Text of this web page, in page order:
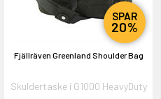
SPAR
20%
Fjällräven Greenland Shoulder Bag
Skuldertaske i G1000 HeavyDuty